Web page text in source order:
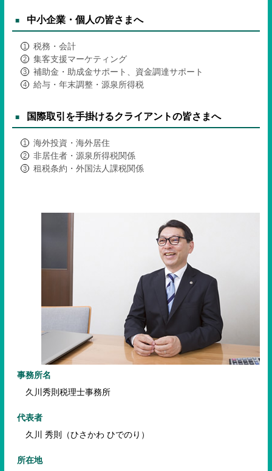
中小企業・個人の皆さまへ
税務・会計
集客支援マーケティング
補助金・助成金サポート、資金調達サポート
給与・年末調整・源泉所得税
国際取引を手掛けるクライアントの皆さまへ
海外投資・海外居住
非居住者・源泉所得税関係
租税条約・外国法人課税関係
事務所名
久川秀則税理士事務所
代表者
久川 秀則（ひさかわ ひでのり）
所在地